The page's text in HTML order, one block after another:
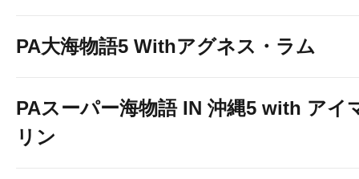
PA大海物語5 Withアグネス・ラム
PAスーパー海物語 IN 沖縄5 with アイ
リン